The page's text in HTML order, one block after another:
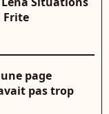
Frite
page
pas trop